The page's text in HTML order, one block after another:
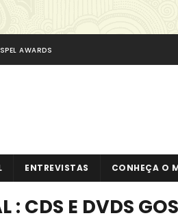
AWARDS
ENTREVISTAS CONHEÇA O
: CDS E DVDS